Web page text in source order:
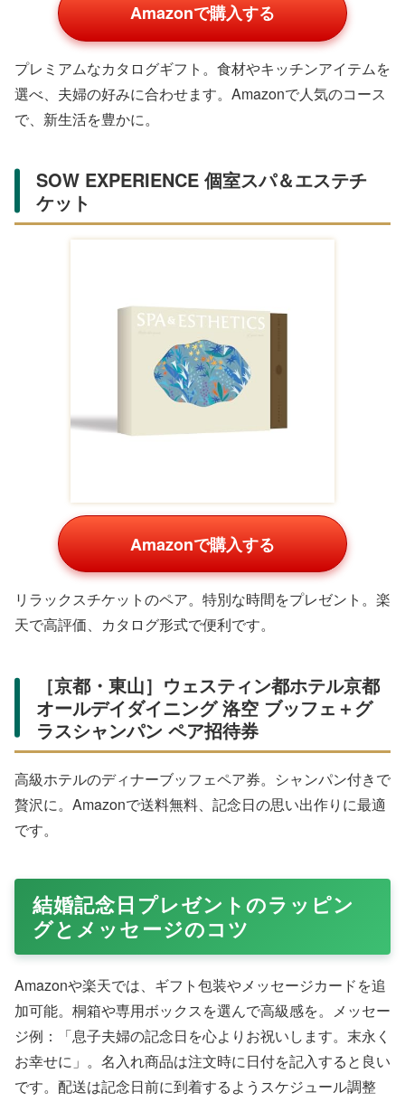
Amazonで購入する
プレミアムなカタログギフト。食材やキッチンアイテムを
選べ、夫婦の好みに合わせます。Amazonで人気のコース
で、新生活を豊かに。
SOW EXPERIENCE 個室スパ＆エステチ
ケット
Amazonで購入する
リラックスチケットのペア。特別な時間をプレゼント。楽
天で高評価、カタログ形式で便利です。
［京都・東山］ウェスティン都ホテル京都
オールデイダイニング 洛空 ブッフェ＋グ
ラスシャンパン ペア招待券
高級ホテルのディナーブッフェペア券。シャンパン付きで
贅沢に。Amazonで送料無料、記念日の思い出作りに最適
です。
結婚記念日プレゼントのラッピン
グとメッセージのコツ
Amazonや楽天では、ギフト包装やメッセージカードを追
加可能。桐箱や専用ボックスを選んで高級感を。メッセー
ジ例：「息子夫婦の記念日を心よりお祝いします。末永く
お幸せに」。名入れ商品は注文時に日付を記入すると良い
です。配送は記念日前に到着するようスケジュール調整